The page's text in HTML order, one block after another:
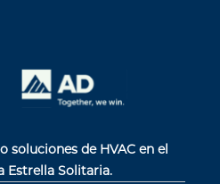
soluciones de HVAC en el
Estrella Solitaria.